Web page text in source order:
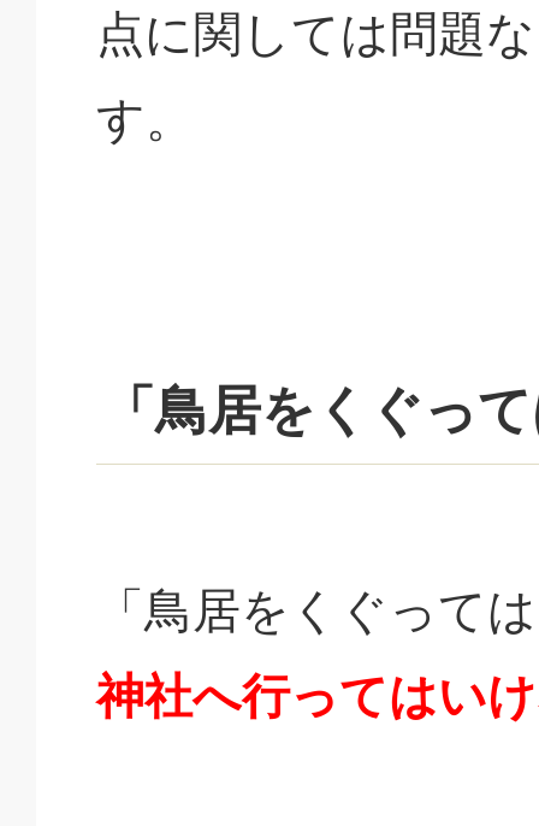
点に関しては問題
す。
「鳥居をくぐっ
「鳥居をくぐって
神社へ行ってはい